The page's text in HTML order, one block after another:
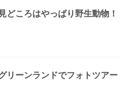
どころはやっぱり野生動物！
リーンランドでフォトツアー